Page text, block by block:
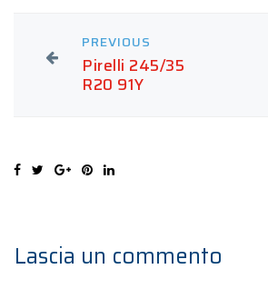
PREVIOUS
Pirelli 245/35
R20 91Y
Lascia un commento